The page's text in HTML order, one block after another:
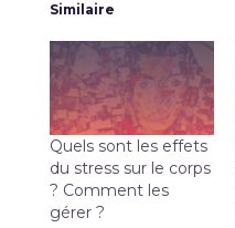
Similaire
Quels sont les effets
du stress sur le corps
? Comment les
gérer ?